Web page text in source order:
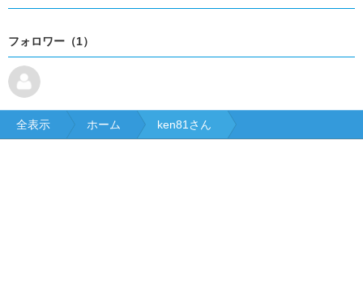
フォロワー（1）
全表示 ホーム ken81さん